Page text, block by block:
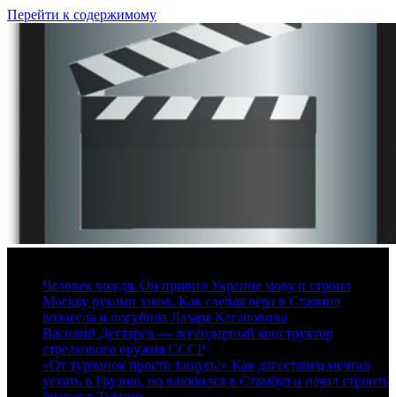
Перейти к содержимому
Человек вождя. Он привил Украине мову и строил
Москву руками зэков. Как слепая вера в Сталина
вознесла и погубила Лазаря Кагановича
Василий Дегтярев — легендарный конструктор
стрелкового оружия СССР
«От турчанок просто тащусь!» Как дагестанец мечтал
уехать в Грузию, но влюбился в Стамбул и начал строить